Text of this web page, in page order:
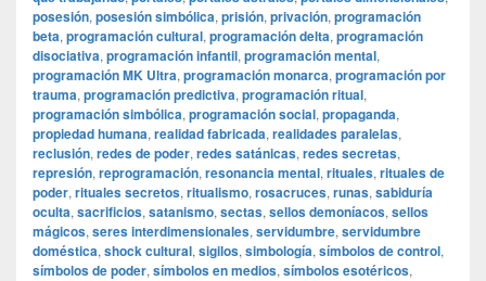
posesión, posesión simbólica, prisión, privación, programación
beta, programación cultural, programación delta, programación
disociativa, programación infantil, programación mental,
programación MK Ultra, programación monarca, programación por
trauma, programación predictiva, programación ritual,
programación simbólica, programación social, propaganda,
propiedad humana, realidad fabricada, realidades paralelas,
reclusión, redes de poder, redes satánicas, redes secretas,
represión, reprogramación, resonancia mental, rituales, rituales de
poder, rituales secretos, ritualismo, rosacruces, runas, sabiduría
oculta, sacrificios, satanismo, sectas, sellos demoníacos, sellos
mágicos, seres interdimensionales, servidumbre, servidumbre
doméstica, shock cultural, sigilos, simbología, símbolos de control,
símbolos de poder, símbolos en medios, símbolos esotéricos,